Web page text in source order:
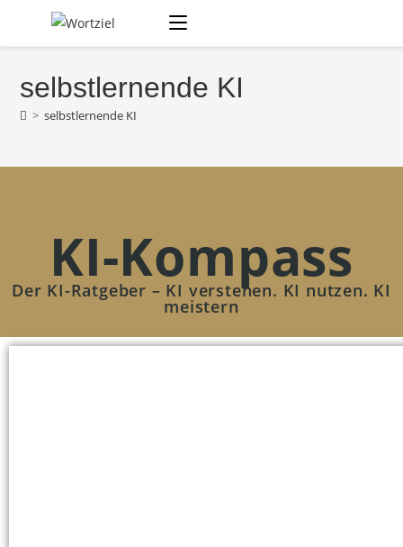
selbstlernende KI
> selbstlernende KI
KI-Kompass
Der KI-Ratgeber – KI verstehen. KI nutzen. KI
meistern